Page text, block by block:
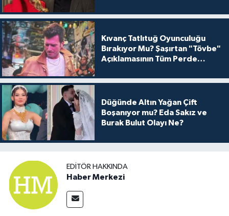
Kıvanç Tatlıtuğ Oyunculuğu
Bırakıyor Mu? Şaşırtan "Tövbe"
Açıklamasının Tüm Perde
Düğünde Altın Yağan Çift
Boşanıyor mu? Eda Sakız ve
Burak Bulut Olayı Ne?
EDITÖR HAKKINDA
Haber Merkezi